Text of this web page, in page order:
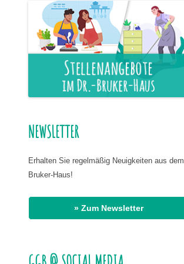
HASSAN EL
DR. BIRMANNS
NAHRUNG
NEWSLETTER
Erhalten Sie regelmäßig Neuigkeiten aus dem
Bruker-Haus!
» Zum Newsletter